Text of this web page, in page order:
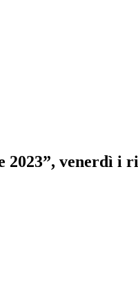
2023”, venerdì